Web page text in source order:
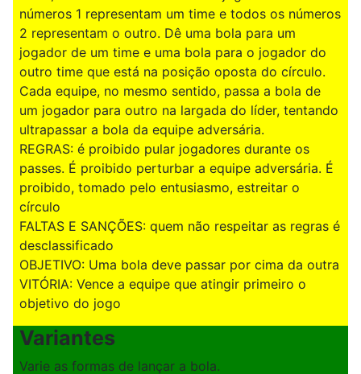
números 1 representam um time e todos os números
2 representam o outro. Dê uma bola para um
jogador de um time e uma bola para o jogador do
outro time que está na posição oposta do círculo.
Cada equipe, no mesmo sentido, passa a bola de
um jogador para outro na largada do líder, tentando
ultrapassar a bola da equipe adversária.
REGRAS: é proibido pular jogadores durante os
passes. É proibido perturbar a equipe adversária. É
proibido, tomado pelo entusiasmo, estreitar o
círculo
FALTAS E SANÇÕES: quem não respeitar as regras é
desclassificado
OBJETIVO: Uma bola deve passar por cima da outra
VITÓRIA: Vence a equipe que atingir primeiro o
objetivo do jogo
Variantes
Varie as formas de lançar a bola.